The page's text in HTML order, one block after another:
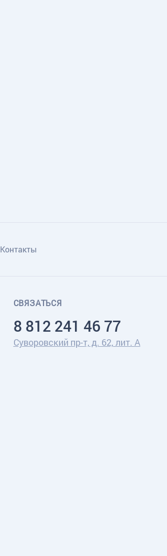
Контакты
СВЯЗАТЬСЯ
8 812 241 46 77
Суворовский пр-т, д. 62, лит. А